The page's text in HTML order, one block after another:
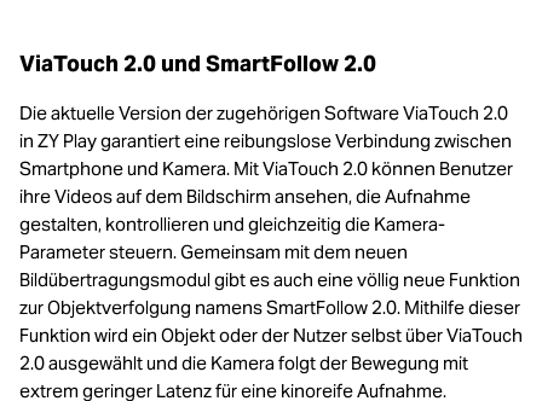
ViaTouch 2.0 und SmartFollow 2.0
Die aktuelle Version der zugehörigen Software ViaTouch 2.0
in ZY Play garantiert eine reibungslose Verbindung zwischen
Smartphone und Kamera. Mit ViaTouch 2.0 können Benutzer
ihre Videos auf dem Bildschirm ansehen, die Aufnahme
gestalten, kontrollieren und gleichzeitig die Kamera-
Parameter steuern. Gemeinsam mit dem neuen
Bildübertragungsmodul gibt es auch eine völlig neue Funktion
zur Objektverfolgung namens SmartFollow 2.0. Mithilfe dieser
Funktion wird ein Objekt oder der Nutzer selbst über ViaTouch
2.0 ausgewählt und die Kamera folgt der Bewegung mit
extrem geringer Latenz für eine kinoreife Aufnahme.